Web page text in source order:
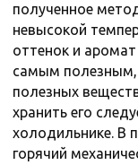
полученное
невысокой
оттенок и
самым полезным,
полезных
хранить его
холодильнике. В
горячий